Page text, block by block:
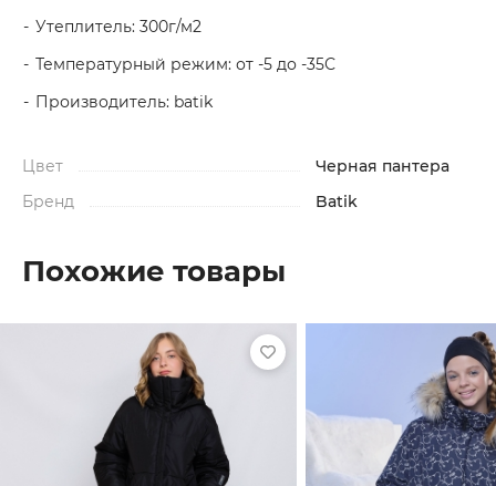
Утеплитель: 300г/м2
Температурный режим: от -5 до -35С
Производитель: batik
Цвет
Черная пантера
Бренд
Batik
Похожие товары